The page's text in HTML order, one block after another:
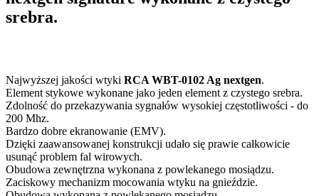
srebra.
Najwyższej jakości wtyki RCA WBT-0102 Ag nextgen.
Element stykowe wykonane jako jeden element z czystego srebra.
Zdolność do przekazywania sygnałów wysokiej częstotliwości - do
200 Mhz.
Bardzo dobre ekranowanie (EMV).
Dzięki zaawansowanej konstrukcji udało się prawie całkowicie
usunąć problem fal wirowych.
Obudowa zewnętrzna wykonana z powlekanego mosiądzu.
Zaciskowy mechanizm mocowania wtyku na gnieździe.